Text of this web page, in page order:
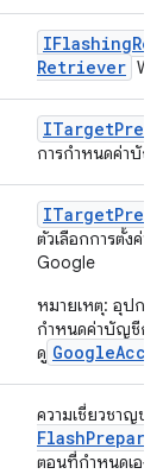
IFlashing
Retriever
ITarget
การกำหนดค่าบั
ITarget
ตัวเลือกการตั้งค่า
Google
หมายเหตุ: อุปกร
กำหนดค่าบัญชีก่
ดู
ความเชี่ยวชาญข
Flash
ตอนที่กำหนดเองซึ่